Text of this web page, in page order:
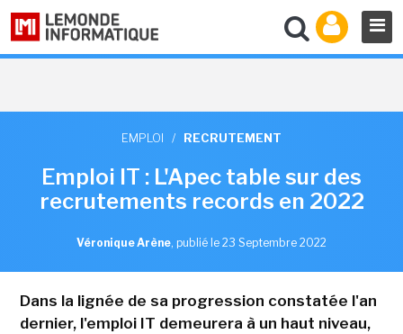
EMPLOI / RECRUTEMENT
Emploi IT : L'Apec table sur des
recrutements records en 2022
Véronique Arène, publié le 23 Septembre 2022
Dans la lignée de sa progression constatée l'an
dernier, l'emploi IT demeurera à un haut niveau,